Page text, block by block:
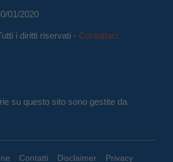
01/2020
i diritti riservati - Contattaci
su questo sito sono gestite da
Contatti Disclaimer Privacy